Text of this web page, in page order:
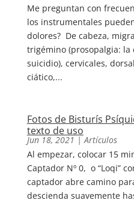
Me preguntan con
los instrumentales
dolores? De cabeza,
trigémino (prosopalgia:
suicidio), cervicales,
ciático,...
Fotos de Bisturís
texto de uso
Jun 18, 2021 |Artículos
Al empezar, colocar 15
Captador Nº 0, o “Loqi”
captador abre camino
descienda suavemente